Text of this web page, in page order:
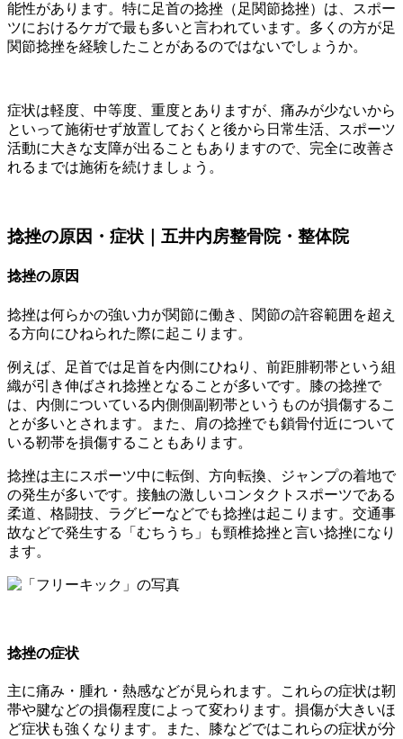
能性があります。特に足首の捻挫（足関節捻挫）は、スポー
ツにおけるケガで最も多いと言われています。多くの方が足
関節捻挫を経験したことがあるのではないでしょうか。
症状は軽度、中等度、重度とありますが、痛みが少ないから
といって施術せず放置しておくと後から日常生活、スポーツ
活動に大きな支障が出ることもありますので、完全に改善さ
れるまでは施術を続けましょう。
捻挫の原因・症状｜五井内房整骨院・整体院
捻挫の原因
捻挫は何らかの強い力が関節に働き、関節の許容範囲を超え
る方向にひねられた際に起こります。
例えば、足首では足首を内側にひねり、前距腓靭帯という組
織が引き伸ばされ捻挫となることが多いです。膝の捻挫で
は、内側についている内側側副靭帯というものが損傷するこ
とが多いとされます。また、肩の捻挫でも鎖骨付近について
いる靭帯を損傷することもあります。
捻挫は主にスポーツ中に転倒、方向転換、ジャンプの着地で
の発生が多いです。接触の激しいコンタクトスポーツである
柔道、格闘技、ラグビーなどでも捻挫は起こります。交通事
故などで発生する「むちうち」も頸椎捻挫と言い捻挫になり
ます。
捻挫の症状
主に痛み・腫れ・熱感などが見られます。これらの症状は靭
帯や腱などの損傷程度によって変わります。損傷が大きいほ
ど症状も強くなります。また、膝などではこれらの症状が分